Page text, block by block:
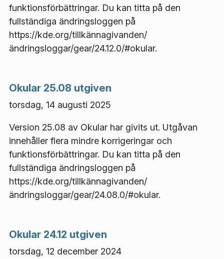
funktionsförbättringar. Du kan titta på den
fullständiga ändringsloggen på
https://kde.org/tillkännagivanden/
ändringsloggar/gear/24.12.0/#okular.
Okular 25.08 utgiven
torsdag, 14 augusti 2025
Version 25.08 av Okular har givits ut. Utgåvan
innehåller flera mindre korrigeringar och
funktionsförbättringar. Du kan titta på den
fullständiga ändringsloggen på
https://kde.org/tillkännagivanden/
ändringsloggar/gear/24.08.0/#okular.
Okular 24.12 utgiven
torsdag, 12 december 2024